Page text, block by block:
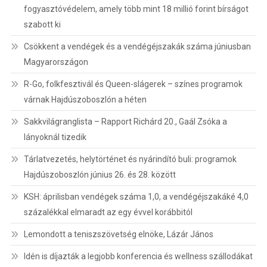
fogyasztóvédelem, amely több mint 18 millió forint bírságot
szabott ki
Csökkent a vendégek és a vendégéjszakák száma júniusban
Magyarországon
R-Go, folkfesztivál és Queen-slágerek – színes programok
várnak Hajdúszoboszlón a héten
Sakkvilágranglista – Rapport Richárd 20., Gaál Zsóka a
lányoknál tizedik
Tárlatvezetés, helytörténet és nyárindító buli: programok
Hajdúszoboszlón június 26. és 28. között
KSH: áprilisban vendégek száma 1,0, a vendégéjszakáké 4,0
százalékkal elmaradt az egy évvel korábbitól
Lemondott a teniszszövetség elnöke, Lázár János
Idén is díjazták a legjobb konferencia és wellness szállodákat